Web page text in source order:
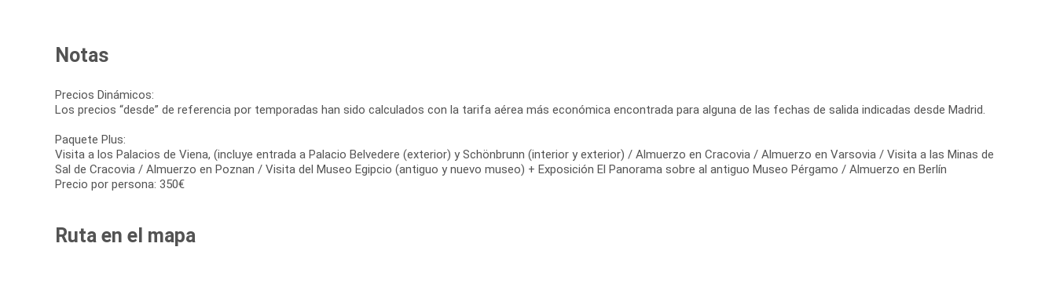
Notas
Precios Dinámicos:
Los precios “desde” de referencia por temporadas han sido calculados con la tarifa aérea más económica encontrada para alguna de las fechas de salida indicadas desde Madrid.
Paquete Plus:
Visita a los Palacios de Viena, (incluye entrada a Palacio Belvedere (exterior) y Schönbrunn (interior y exterior) / Almuerzo en Cracovia / Almuerzo en Varsovia / Visita a las Minas de
Sal de Cracovia / Almuerzo en Poznan / Visita del Museo Egipcio (antiguo y nuevo museo) + Exposición El Panorama sobre al antiguo Museo Pérgamo / Almuerzo en Berlín
Precio por persona: 350€
Ruta en el mapa